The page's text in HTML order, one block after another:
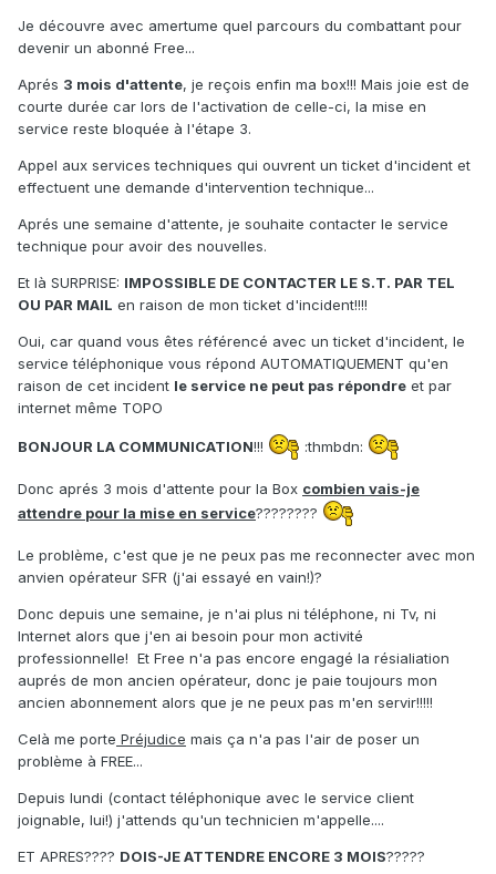
Je découvre avec amertume quel parcours du combattant pour
devenir un abonné Free...
Aprés 3 mois d'attente, je reçois enfin ma box!!! Mais joie est de
courte durée car lors de l'activation de celle-ci, la mise en
service reste bloquée à l'étape 3.
Appel aux services techniques qui ouvrent un ticket d'incident et
effectuent une demande d'intervention technique...
Aprés une semaine d'attente, je souhaite contacter le service
technique pour avoir des nouvelles.
Et là SURPRISE: IMPOSSIBLE DE CONTACTER LE S.T. PAR TEL
OU PAR MAIL en raison de mon ticket d'incident!!!!
Oui, car quand vous êtes référencé avec un ticket d'incident, le
service téléphonique vous répond AUTOMATIQUEMENT qu'en
raison de cet incident le service ne peut pas répondre et par
internet même TOPO
BONJOUR LA COMMUNICATION!!! :thmbdn:
Donc aprés 3 mois d'attente pour la Box combien vais-je
attendre pour la mise en service????????
Le problème, c'est que je ne peux pas me reconnecter avec mon
anvien opérateur SFR (j'ai essayé en vain!)?
Donc depuis une semaine, je n'ai plus ni téléphone, ni Tv, ni
Internet alors que j'en ai besoin pour mon activité
professionnelle! Et Free n'a pas encore engagé la résialiation
auprés de mon ancien opérateur, donc je paie toujours mon
ancien abonnement alors que je ne peux pas m'en servir!!!!!
Celà me porte Préjudice mais ça n'a pas l'air de poser un
problème à FREE...
Depuis lundi (contact téléphonique avec le service client
joignable, lui!) j'attends qu'un technicien m'appelle....
ET APRES???? DOIS-JE ATTENDRE ENCORE 3 MOIS?????